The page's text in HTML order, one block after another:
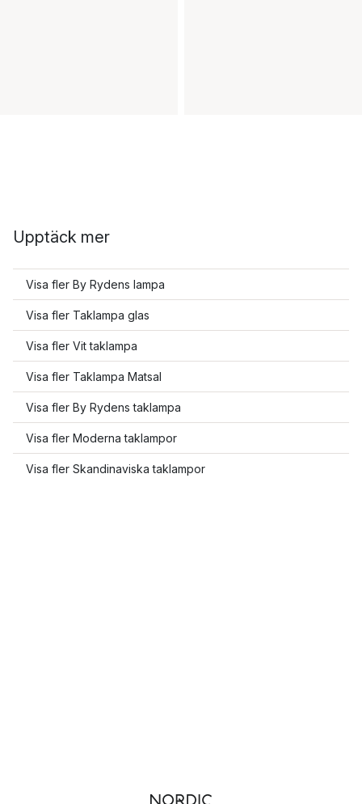
Upptäck mer
Visa fler By Rydens lampa
Visa fler Taklampa glas
Visa fler Vit taklampa
Visa fler Taklampa Matsal
Visa fler By Rydens taklampa
Visa fler Moderna taklampor
Visa fler Skandinaviska taklampor